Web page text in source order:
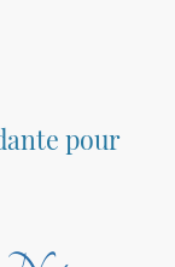
pour